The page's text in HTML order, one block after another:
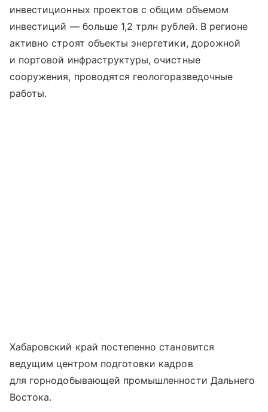
инвестиционных проектов с общим объемом
инвестиций — больше 1,2 трлн рублей. В регионе
активно строят объекты энергетики, дорожной
и портовой инфраструктуры, очистные
сооружения, проводятся геологоразведочные
работы.
Хабаровский край постепенно становится
ведущим центром подготовки кадров
для горнодобывающей промышленности Дальнего
Востока.